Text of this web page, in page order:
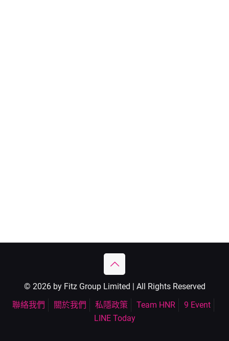
© 2026 by Fitz Group Limited | All Rights Reserved
聯絡我們
關於我們 私隱政策 Team HNR
9 Event
LINE Today